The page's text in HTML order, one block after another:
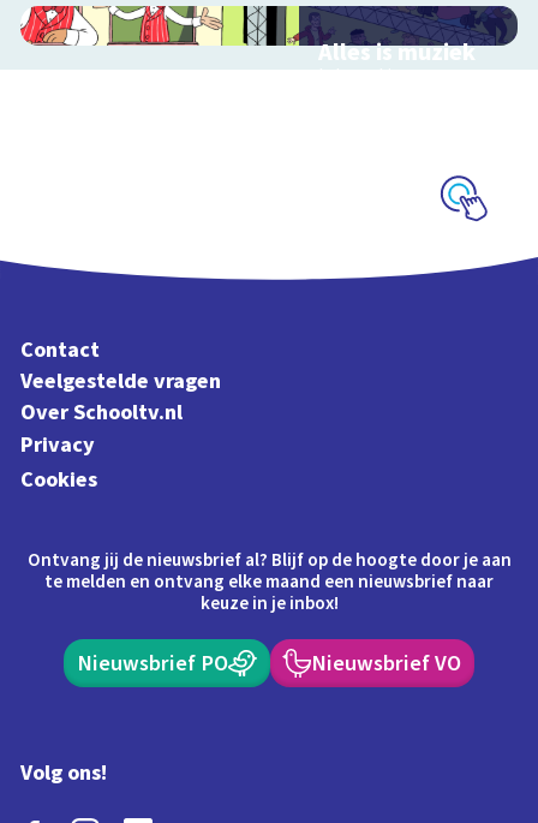
Alles is muziek
Interactieve
Contact
Veelgestelde vragen
Over Schooltv.nl
Privacy
Cookies
Ontvang jij de nieuwsbrief al? Blijf op de hoogte door je aan
te melden en ontvang elke maand een nieuwsbrief naar
keuze in je inbox!
Nieuwsbrief PO Nieuwsbrief VO
Volg ons!